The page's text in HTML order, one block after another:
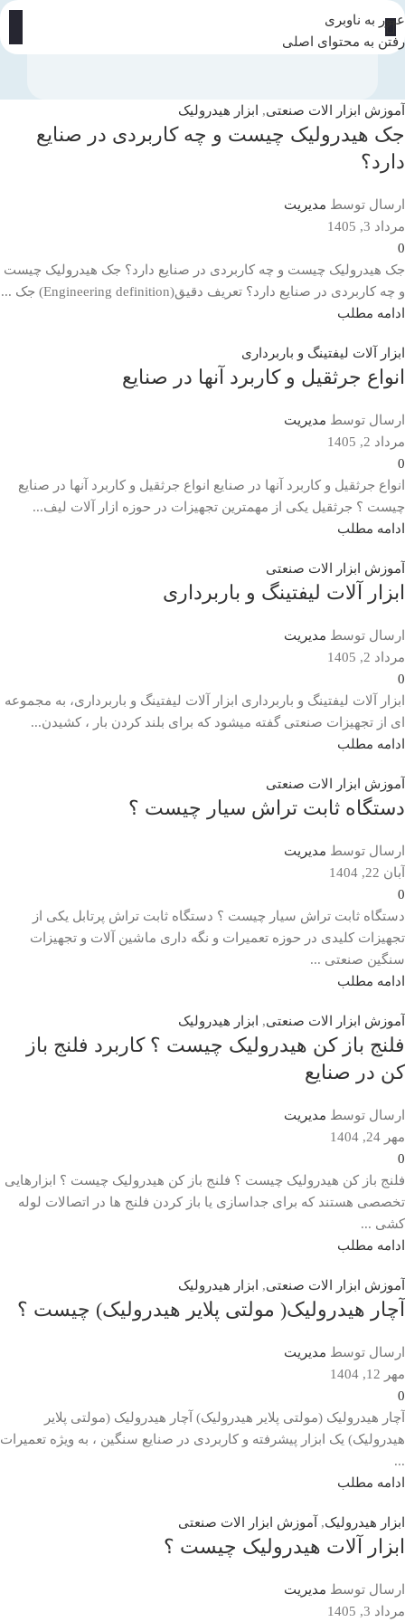
عبور به ناوبری
رفتن به محتوای اصلی
آموزش ابزار الات صنعتی, ابزار هیدرولیک
جک هیدرولیک چیست و چه کاربردی در صنایع
دارد؟
ارسال توسط مدیریت
مرداد 3, 1405
0
جک هیدرولیک چیست و چه کاربردی در صنایع دارد؟ جک هیدرولیک چیست
و چه کاربردی در صنایع دارد؟ تعریف دقیق(Engineering definition) جک ...
ادامه مطلب
ابزار آلات لیفتینگ و باربرداری
انواع جرثقیل و کاربرد آنها در صنایع
ارسال توسط مدیریت
مرداد 2, 1405
0
انواع جرثقیل و کاربرد آنها در صنایع انواع جرثقیل و کاربرد آنها در صنایع
چیست ؟ جرثقیل یکی از مهمترین تجهیزات در حوزه ازار آلات لیف...
ادامه مطلب
آموزش ابزار الات صنعتی
ابزار آلات لیفتینگ و باربرداری
ارسال توسط مدیریت
مرداد 2, 1405
0
ابزار آلات لیفتینگ و باربرداری ابزار آلات لیفتینگ و باربرداری، به مجموعه
ای از تجهیزات صنعتی گفته میشود که برای بلند کردن بار ، کشیدن...
ادامه مطلب
آموزش ابزار الات صنعتی
دستگاه ثابت تراش سیار چیست ؟
ارسال توسط مدیریت
آبان 22, 1404
0
دستگاه ثابت تراش سیار چیست ؟ دستگاه ثابت تراش پرتابل یکی از
تجهیزات کلیدی در حوزه تعمیرات و نگه داری ماشین آلات و تجهیزات
سنگین صنعتی ...
ادامه مطلب
آموزش ابزار الات صنعتی, ابزار هیدرولیک
فلنج باز کن هیدرولیک چیست ؟ کاربرد فلنج باز
کن در صنایع
ارسال توسط مدیریت
مهر 24, 1404
0
فلنج باز کن هیدرولیک چیست ؟ فلنج باز کن هیدرولیک چیست ؟ ابزارهایی
تخصصی هستند که برای جداسازی یا باز کردن فلنج ها در اتصالات لوله
کشی ...
ادامه مطلب
آموزش ابزار الات صنعتی, ابزار هیدرولیک
آچار هیدرولیک( مولتی پلایر هیدرولیک) چیست ؟
ارسال توسط مدیریت
مهر 12, 1404
0
آچار هیدرولیک (مولتی پلایر هیدرولیک) آچار هیدرولیک (مولتی پلایر
هیدرولیک) یک ابزار پیشرفته و کاربردی در صنایع سنگین ، به ویژه تعمیرات
...
ادامه مطلب
ابزار هیدرولیک, آموزش ابزار الات صنعتی
ابزار آلات هیدرولیک چیست ؟
ارسال توسط مدیریت
مرداد 3, 1405